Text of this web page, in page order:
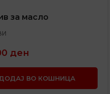
за масло
ден
ВО КОШНИЦА